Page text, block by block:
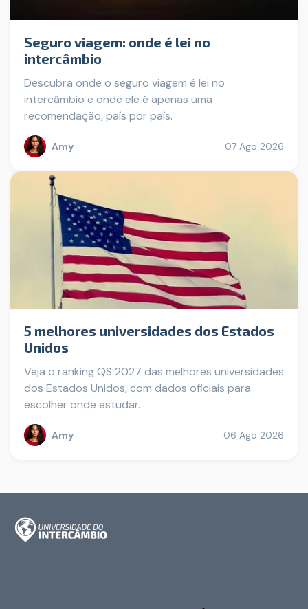
Seguro viagem: onde é lei no
intercâmbio
Descubra onde o seguro viagem é lei no
intercâmbio e onde ele é apenas uma
recomendação, país por país.
Amy 07 Ago 2026
5 melhores universidades dos Estados
Unidos
Veja o ranking QS 2027 das melhores universidades
dos Estados Unidos, com dados oficiais para
escolher onde estudar.
Amy 06 Ago 2026